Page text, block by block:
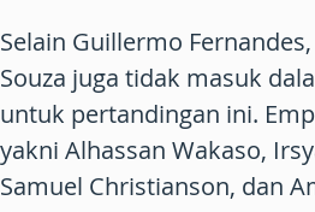
Selain Guillermo
Souza juga tidak masuk
untuk pertandingan ini.
yakni Alhassan Wakaso,
Samuel Christianson, dan